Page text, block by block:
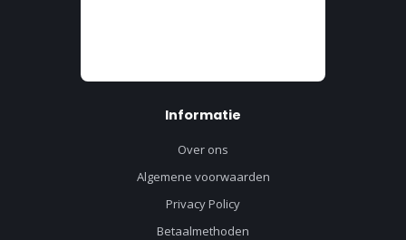
Informatie
Over ons
Algemene voorwaarden
Privacy Policy
Betaalmethoden